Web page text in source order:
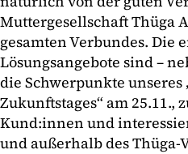
Muttergesellschaft Thüga
gesamten Verbundes. Die
Lösungsangebote sind –
die Schwerpunkte unseres
Zukunftstages“ am 25.11.,
Kund:innen und
und außerhalb des